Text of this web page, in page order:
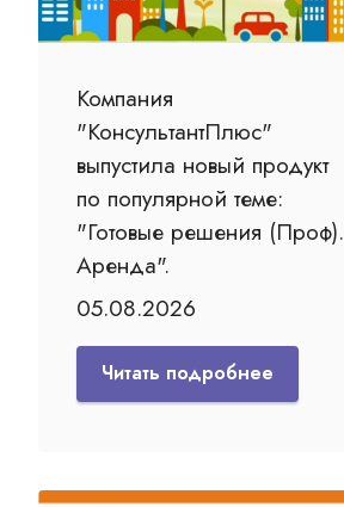
Компания
"КонсультантПлюс"
выпустила новый продукт
по популярной теме:
"Готовые решения (Проф).
Аренда".
05.08.2026
Читать подробнее